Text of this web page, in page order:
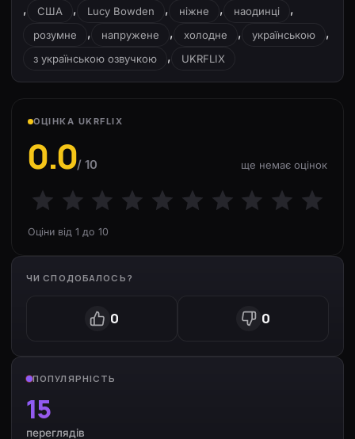
, США , Lucy Bowden , ніжне , наодинці ,
розумне , напружене , холодне , українською ,
з українською озвучкою , UKRFLIX
ОЦІНКА UKRFLIX
0.0/ 10 ще немає оцінок
Оціни від 1 до 10
ЧИ СПОДОБАЛОСЬ?
0 0
ПОПУЛЯРНІСТЬ
15
переглядів